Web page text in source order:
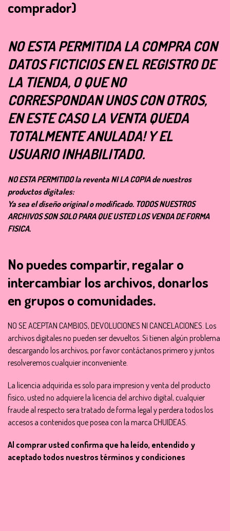
comprador)
NO ESTA PERMITIDA LA COMPRA CON
DATOS FICTICIOS EN EL REGISTRO DE
LA TIENDA, O QUE NO
CORRESPONDAN UNOS CON OTROS,
EN ESTE CASO LA VENTA QUEDA
TOTALMENTE ANULADA! Y EL
USUARIO INHABILITADO.
NO ESTA PERMITIDO la reventa NI LA COPIA de nuestros
productos digitales:
Ya sea el diseño original o modificado. TODOS NUESTROS
ARCHIVOS SON SOLO PARA QUE USTED LOS VENDA DE FORMA
FISICA.
No puedes compartir, regalar o
intercambiar los archivos, donarlos
en grupos o comunidades.
NO SE ACEPTAN CAMBIOS, DEVOLUCIONES NI CANCELACIONES. Los
archivos digitales no pueden ser devueltos. Si tienen algún problema
descargando los archivos, por favor contáctanos primero y juntos
resolveremos cualquier inconveniente.
La licencia adquirida es solo para impresion y venta del producto
fisico, usted no adquiere la licencia del archivo digital, cualquier
fraude al respecto sera tratado de forma legal y perdera todos los
accesos a contenidos que posea con la marca CHUIDEAS.
Al comprar usted confirma que ha leído, entendido y
aceptado todos nuestros términos y condiciones